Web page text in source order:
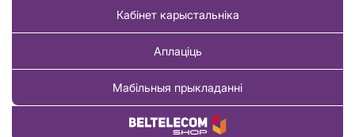
Кабінет карыстальніка
Аплаціць
Мабільныя прыкладанні
Купіць тавар